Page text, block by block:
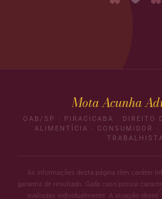
Mota Acunha
OAB/SP · PIRACICABA · DIREITO
ALIMENTÍCIA · CONSUMIDOR ·
As informações desta página têm caráter
garantia de resultado. Cada caso possui
avaliadas individualmente. A atuação